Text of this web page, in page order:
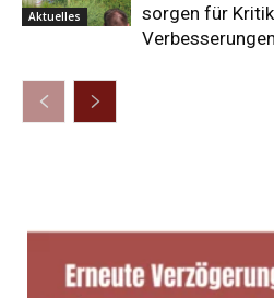
Aktuelles
sorgen für